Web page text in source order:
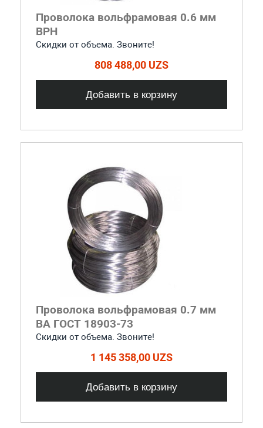
Проволока вольфрамовая 0.6 мм
ВРН
Скидки от объема. Звоните!
808 488,00 UZS
Добавить в корзину
Проволока вольфрамовая 0.7 мм
ВА ГОСТ 18903-73
Скидки от объема. Звоните!
1 145 358,00 UZS
Добавить в корзину